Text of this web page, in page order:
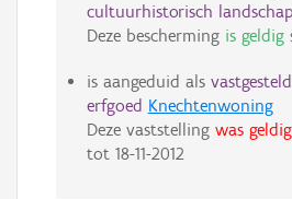
cultuurhistorisch landschap
Deze bescherming is geldig
is aangeduid als
erfgoed Knechtenwoning
Deze vaststelling was geldig
tot 18-11-2012